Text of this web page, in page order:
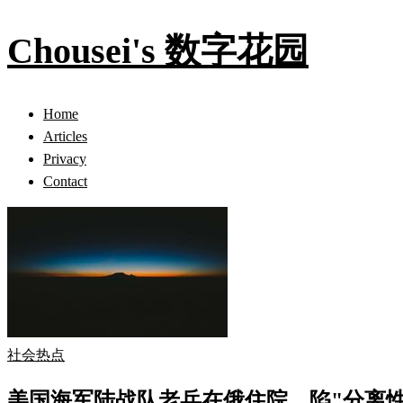
Chousei's 数字花园
Home
Articles
Privacy
Contact
社会热点